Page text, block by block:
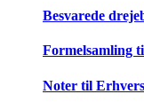
Besvarede
Formelsamling
Noter til